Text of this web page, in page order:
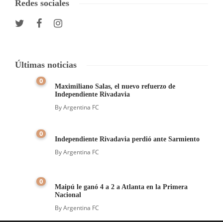
Redes sociales
Últimas noticias
0
Maximiliano Salas, el nuevo refuerzo de
Independiente Rivadavia
ByArgentina FC
0
Independiente Rivadavia perdió ante Sarmiento
ByArgentina FC
0
Maipú le ganó 4 a 2 a Atlanta en la Primera
Nacional
ByArgentina FC